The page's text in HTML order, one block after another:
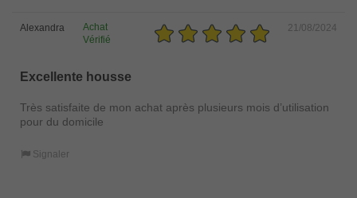
Alexandra
Achat
Vérifié
21/08/2024
Excellente housse
Très satisfaite de mon achat après plusieurs mois d’utilisation
pour du domicile
Signaler